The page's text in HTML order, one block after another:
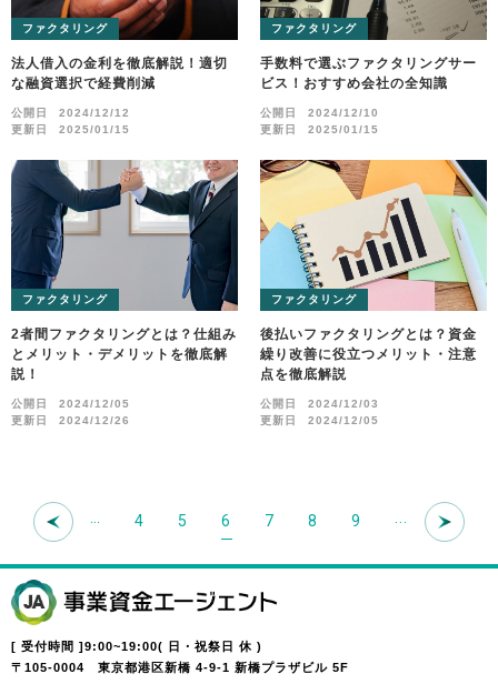
ファクタリング
法人借入の金利を徹底解説！適切
な融資選択で経費削減
公開日
2024/12/12
更新日
2025/01/15
ファクタリング
手数料で選ぶファクタリングサー
ビス！おすすめ会社の全知識
公開日
2024/12/10
更新日
2025/01/15
ファクタリング
2者間ファクタリングとは？仕組み
とメリット・デメリットを徹底解
説！
公開日
2024/12/05
更新日
2024/12/26
ファクタリング
後払いファクタリングとは？資金
繰り改善に役立つメリット・注意
点を徹底解説
公開日
2024/12/03
更新日
2024/12/05
4 5 6 7 8 9
[ 受付時間 ]9:00~19:00( 日・祝祭日 休 )
〒105-0004 東京都港区新橋 4-9-1 新橋プラザビル 5F